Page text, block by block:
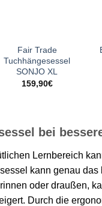
Fair Trade
Tuchhängesessel
SONJO XL
159,90€
bei
Lernbereich
kann genau
oder draußen,
Durch die